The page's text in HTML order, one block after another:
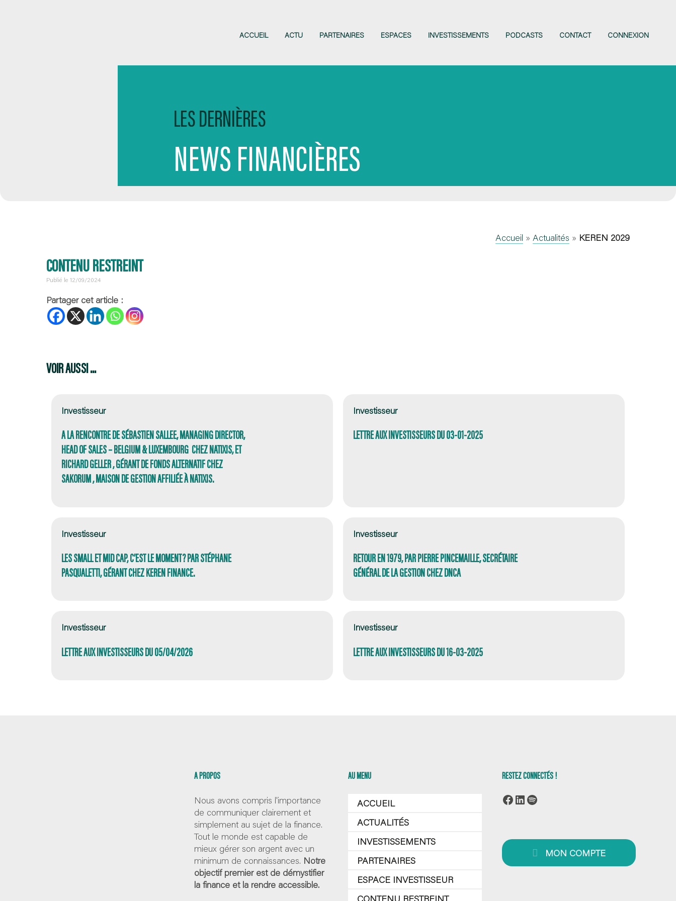
LES DERNIÈRES
NEWS FINANCIÈRES
ACCUEIL ACTU PARTENAIRES ESPACES INVESTISSEMENTS PODCASTS CONTACT CONNEXION
Accueil » Actualités » KEREN 2029
CONTENU RESTREINT
Publié le 12/09/2024
Partager cet article :
VOIR AUSSI ...
Investisseur
A LA RENCONTRE DE SÉBASTIEN SALLEE, MANAGING DIRECTOR,
HEAD OF SALES – BELGIUM & LUXEMBOURG CHEZ NATIXIS, ET
RICHARD GELLER , GÉRANT DE FONDS ALTERNATIF CHEZ
SAKORUM , MAISON DE GESTION AFFILIÉE À NATIXIS.
Investisseur
LETTRE AUX INVESTISSEURS DU 03-01-2025
Investisseur
LES SMALL ET MID CAP, C’EST LE MOMENT? PAR STÉPHANE
PASQUALETTI, GÉRANT CHEZ KEREN FINANCE.
Investisseur
RETOUR EN 1979, PAR PIERRE PINCEMAILLE, SECRÉTAIRE
GÉNÉRAL DE LA GESTION CHEZ DNCA
Investisseur
LETTRE AUX INVESTISSEURS DU 05/04/2026
Investisseur
LETTRE AUX INVESTISSEURS DU 16-03-2025
A PROPOS
Nous avons compris l'importance
de communiquer clairement et
simplement au sujet de la finance.
Tout le monde est capable de
mieux gérer son argent avec un
minimum de connaissances. Notre
objectif premier est de démystifier
la finance et la rendre accessible.
AU MENU
ACCUEIL
ACTUALITÉS
INVESTISSEMENTS
PARTENAIRES
ESPACE INVESTISSEUR
CONTENU RESTREINT
RESTEZ CONNECTÉS !
Facebook
LinkedIn
Spotify
MON COMPTE